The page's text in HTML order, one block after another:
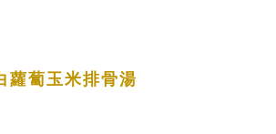
蘿蔔玉米排骨湯